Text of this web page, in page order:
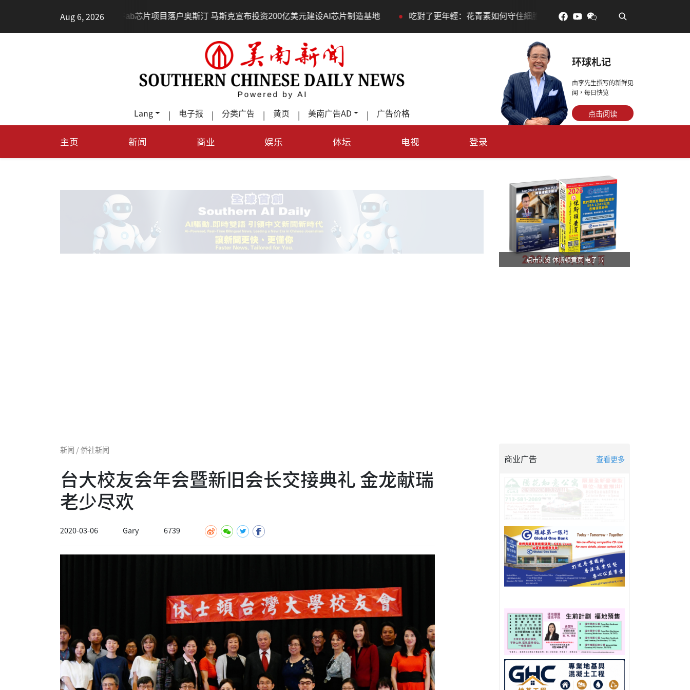
Aug 6, 2026
德州TeraFab芯片项目落户奥斯汀 马斯克宣布投资200亿美元建设AI芯片制造基地 • 吃對了更年輕：花青素如何守住細胞、血管與大腦活力 • 眼睛好累?古人說「久視傷血
Lang | 电子报 | 分类广告 | 黄页 | 美南广告AD | 广告价格
环球札记
由李先生撰写的新鲜见
闻，每日快览
点击阅读
主页 新闻 商业 娱乐 体坛 电视 登录
点击浏览 休斯顿黄页 电子书
新闻 / 侨社新闻
台大校友会年会暨新旧会长交接典礼 金龙献瑞
老少尽欢
2020-03-06 Gary 6739
商业广告 查看更多